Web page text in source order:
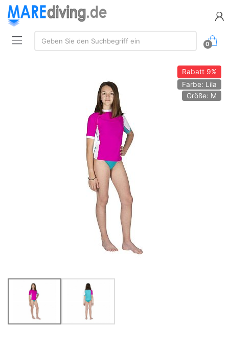
Suche:
Geben Sie den Suchbegriff ein
0
Rabatt9%
Farbe: Lila
Größe: M